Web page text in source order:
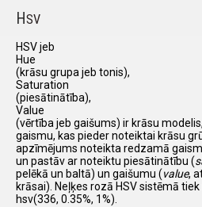
HSV
HSV jeb
Hue
(krāsu grupa jeb tonis),
Saturation
(piesātinātība),
Value
(vērtība jeb gaišums) ir krāsu
gaismu, kas pieder noteiktai krāsu
apzīmējums noteikta redzamā
un pastāv ar noteiktu piesātinātību (
pelēkā un baltā) un gaišumu (value,
krāsai). Neļķes rozā HSV sistēmā
hsv(336, 0.35%, 1%).